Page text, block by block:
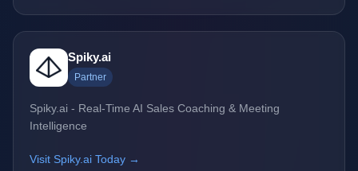
Spiky.ai
Partner
Spiky.ai - Real-Time AI Sales Coaching & Meeting
Intelligence
Visit Spiky.ai Today →